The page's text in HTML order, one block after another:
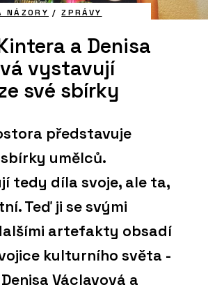
NÁZORY /ZPRÁVY
a Denisa
vystavují
své sbírky
představuje
umělců.
tedy díla svoje, ale ta,
Teď ji se svými
artefakty obsadí
kulturního světa -
Václavová a